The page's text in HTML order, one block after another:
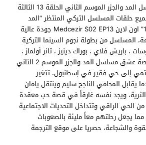
مشاهدة وتحميل مسلسل المد والجزر الموسم الثاني الحلقة 13 الثالثة
حلقات المسلسل التركي المنتظر “المد
والجزر موسم 2 حلقة 13” اون لاين Medcezir S02 EP13 جودة عالية
المسلسل من بطولة نجوم السينما التركية
، باريش فلاي ، بوراك دينيز ، تانر أولماز ،
تشاغلار أرطغرل تدور قصة عشق مسلسل المد والجزر الموسم 2 الثاني
إلى حي فقير في إسطنبول، تتغير
يقابل المحامي الناجح سليم وينتقل يامان
ويجد نفسه غارقاً في قصة حب معقدة
من الحي الراقي وتتداخل التحديات الاجتماعية
يجعل رحلتهم معاً مليئة بالصعوبات
والشجاعة، حصريا على موقع الترجمة